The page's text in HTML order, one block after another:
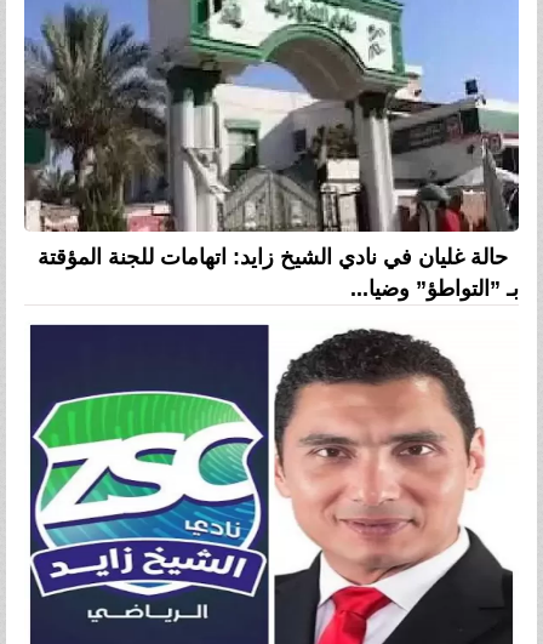
حالة غليان في نادي الشيخ زايد: اتهامات للجنة المؤقتة
بـ ”التواطؤ” وضيا...